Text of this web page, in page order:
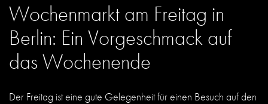
Wochenmarkt am Freitag in
Berlin: Ein Vorgeschmack auf
das Wochenende
Der Freitag ist eine gute Gelegenheit für einen Besuch auf den